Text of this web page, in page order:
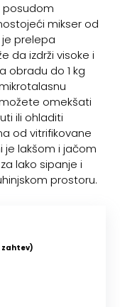
posudom
mikser od
je prelepa
da izdrži visoke i
obradu do 1 kg
omekšati
ili ohladiti
od vitrifikovane
je lakšom i jačom
lako sipanje i
prostoru.
zahtev)